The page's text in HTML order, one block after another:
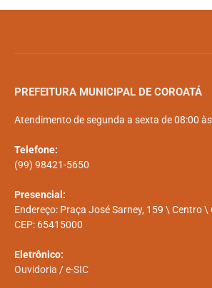
PREFEITURA MUNICIPAL DE COROATÁ
Atendimento de segunda a sexta de 08:00
Telefone:
(99) 98421-5650
Presencial:
Endereço: Praça José Sarney, 159 \ Centro \
CEP: 65415000
Eletrônico:
Ouvidoria /e-SIC